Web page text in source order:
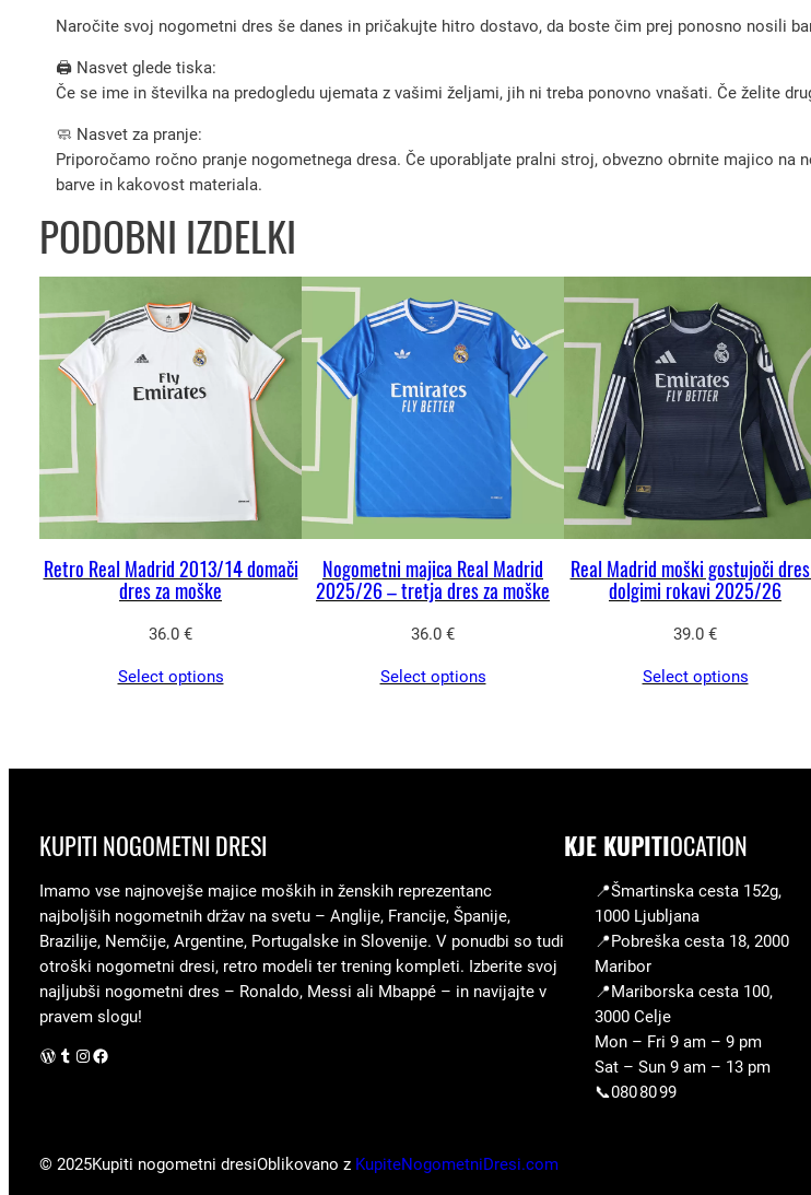
r
s
a
d
i
d
2
0
2
5
2
a
z
l
i
č
i
c
a
Naročite svoj nogometni dres še danes in pričakujte hitro dostavo, da boste čim prej ponosno nosili
🖨️ Nasvet glede tiska:
Če se ime in številka na predogledu ujemata z vašimi željami, jih ni treba ponovno vnašati. Če želite
🧼 Nasvet za pranje:
Priporočamo ročno pranje nogometnega dresa. Če uporabljate pralni stroj, obvezno obrnite majico
barve in kakovost materiala.
PODOBNI IZDELKI
Retro Real Madrid 2013/14 domači
dres za moške
36.0 €
Select options
Nogometni majica Real Madrid
2025/26 – tretja dres za moške
36.0 €
Select options
Real Madrid moški gostujoči
dolgimi rokavi 2025/26
39.0 €
Select options
KUPITI NOGOMETNI DRESI
Imamo vse najnovejše majice moških in ženskih reprezentanc
najboljših nogometnih držav na svetu – Anglije, Francije, Španije,
Brazilije, Nemčije, Argentine, Portugalske in Slovenije. V ponudbi so tudi
otroški nogometni dresi, retro modeli ter trening kompleti. Izberite svoj
najljubši nogometni dres – Ronaldo, Messi ali Mbappé – in navijajte v
pravem slogu!
WordPress Instagram Facebook
KJE KUPITIOCATION
📍Šmartinska cesta 152g,
1000 Ljubljana
📍Pobreška cesta 18, 2000
Maribor
📍Mariborska cesta 100,
3000 Celje
Mon – Fri 9 am – 9 pm
Sat – Sun 9 am – 13 pm
📞080 80 99
© 2025Kupiti nogometni dresiOblikovano z KupiteNogometniDresi.com